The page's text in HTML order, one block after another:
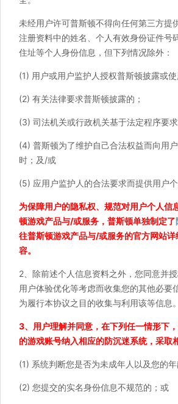
未经用户许可普斯顿不得向任何第三方提
注册资料中的姓名、个人有效身份证件号
住址等个人身份信息，但下列情况除外：
(1) 用户或用户监护人授权普斯顿披露或使
(2) 有关法律要求普斯顿披露的；
(3) 司法机关或行政机关基于法定程序要
(4) 普斯顿为了维护自己合法权益而向用
时；及/或
(5) 应用户监护人的合法要求而提供用户个
为保障用户的隐私权、规范对用户个人信
顿游戏产品与/或服务，普斯顿单独制定了
往普斯顿游戏产品与/或服务的官方网站
容。
2、除前述个人信息资料之外，您同意并授
用户体验优化等考虑而收集您的其他必要
为履行本协议之目的收集与利用该等信息。
3、用户理解并同意，在下列任一情形下
的游戏账号纳入相应的防沉迷系统，采取
(1) 系统判断您是否为未成年人以及您的
(2) 您提交的实名身份信息不规范的；或